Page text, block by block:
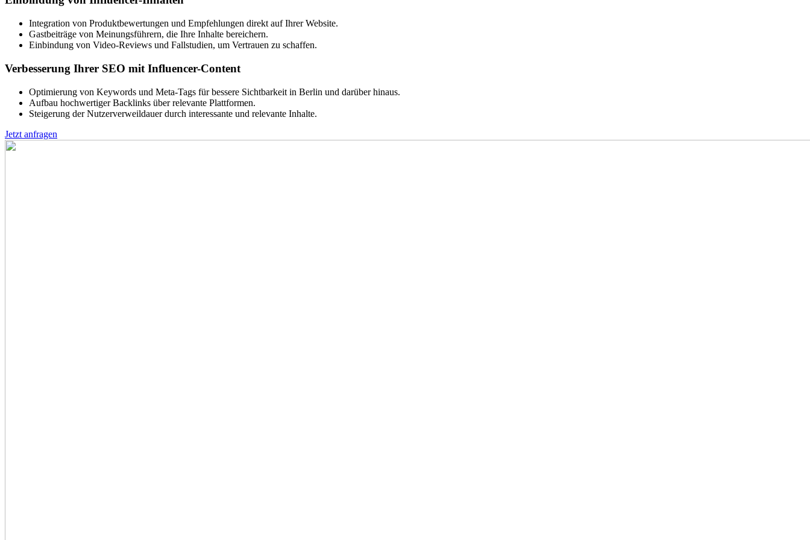
Integration von Produktbewertungen und Empfehlungen direkt auf Ihrer Website.
Gastbeiträge von Meinungsführern, die Ihre Inhalte bereichern.
Einbindung von Video-Reviews und Fallstudien, um Vertrauen zu schaffen.
Verbesserung Ihrer SEO mit Influencer-Content
Optimierung von Keywords und Meta-Tags für bessere Sichtbarkeit in Berlin und darüber hinaus.
Aufbau hochwertiger Backlinks über relevante Plattformen.
Steigerung der Nutzerverweildauer durch interessante und relevante Inhalte.
Jetzt anfragen